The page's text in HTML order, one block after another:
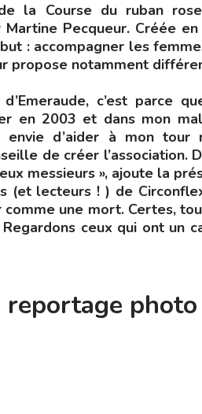
la Course du ruban
Martine Pecqueur. Créée
: accompagner les
propose notamment
c’est parce
en 2003 et dans mon
envie d’aider à mon
de créer l’association.
messieurs », ajoute la
(et lecteurs ! ) de
une mort. Certes,
ceux qui ont un
reportage photo